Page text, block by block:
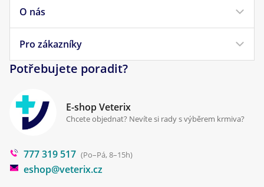
Krmivo pro kočky
Veterinární diety
Pamlsky pro psy
Doprava a platba
Obchodní podmínky
Reklamace a vrácení
Cookies a podmínky používání
O nás
Náš příběh
Pro zákazníky
Klinika Prostějov
Poradna
Blog
Potřebujete poradit?
E-shop Veterix
Chcete objednat? Nevíte si rady s výběrem krmiva?
777 319 517 (Po–Pá, 8–15h)
eshop@veterix.cz